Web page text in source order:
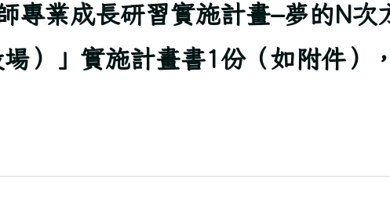
專業成長研習實施計畫–夢的N次
）」實施計畫書1份（如附件）